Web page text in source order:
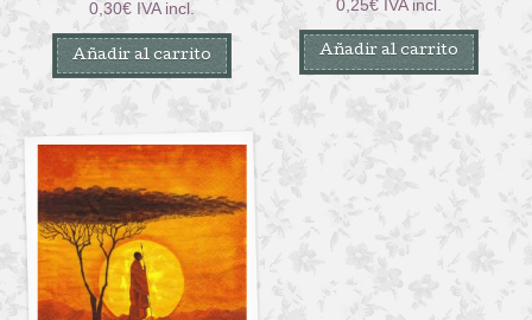
0,30€ IVA incl.
Añadir al carrito
0,25€ IVA incl.
Añadir al carrito